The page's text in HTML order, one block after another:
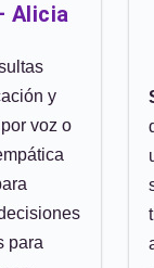
Alicia
y
voz o
para